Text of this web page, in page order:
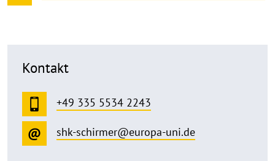
Kontakt
+49 335 5534 2243
shk-schirmer@europa-uni.de